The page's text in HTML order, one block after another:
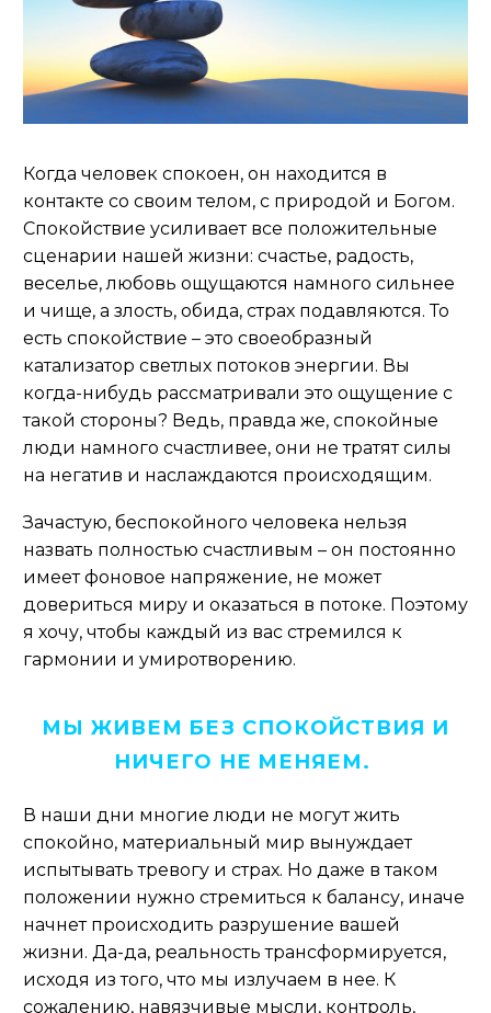
Когда человек спокоен, он находится в
контакте со своим телом, с природой и Богом.
Спокойствие усиливает все положительные
сценарии нашей жизни: счастье, радость,
веселье, любовь ощущаются намного сильнее
и чище, а злость, обида, страх подавляются. То
есть спокойствие – это своеобразный
катализатор светлых потоков энергии. Вы
когда-нибудь рассматривали это ощущение с
такой стороны? Ведь, правда же, спокойные
люди намного счастливее, они не тратят силы
на негатив и наслаждаются происходящим.
Зачастую, беспокойного человека нельзя
назвать полностью счастливым – он постоянно
имеет фоновое напряжение, не может
довериться миру и оказаться в потоке. Поэтому
я хочу, чтобы каждый из вас стремился к
гармонии и умиротворению.
МЫ ЖИВЕМ БЕЗ СПОКОЙСТВИЯ И
НИЧЕГО НЕ МЕНЯЕМ.
В наши дни многие люди не могут жить
спокойно, материальный мир вынуждает
испытывать тревогу и страх. Но даже в таком
положении нужно стремиться к балансу, иначе
начнет происходить разрушение вашей
жизни. Да-да, реальность трансформируется,
исходя из того, что мы излучаем в нее. К
сожалению, навязчивые мысли, контроль,